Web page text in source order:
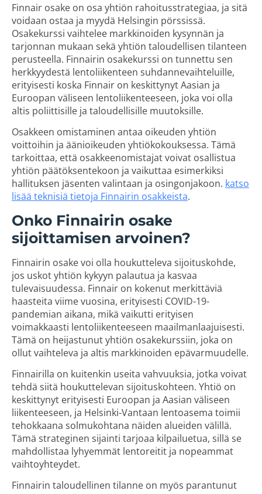
Finnair osake on osa yhtiön rahoitusstrategiaa, ja sitä
voidaan ostaa ja myydä Helsingin pörssissä.
Osakekurssi vaihtelee markkinoiden kysynnän ja
tarjonnan mukaan sekä yhtiön taloudellisen tilanteen
perusteella. Finnairin osakekurssi on tunnettu sen
herkkyydestä lentoliikenteen suhdannevaihteluille,
erityisesti koska Finnair on keskittynyt Aasian ja
Euroopan väliseen lentoliikenteeseen, joka voi olla
altis poliittisille ja taloudellisille muutoksille.
Osakkeen omistaminen antaa oikeuden yhtiön
voittoihin ja äänioikeuden yhtiökokouksessa. Tämä
tarkoittaa, että osakkeenomistajat voivat osallistua
yhtiön päätöksentekoon ja vaikuttaa esimerkiksi
hallituksen jäsenten valintaan ja osingonjakoon. katso
lisää teknisiä tietoja Finnairin osakkeista.
Onko Finnairin osake
sijoittamisen arvoinen?
Finnairin osake voi olla houkutteleva sijoituskohde,
jos uskot yhtiön kykyyn palautua ja kasvaa
tulevaisuudessa. Finnair on kokenut merkittäviä
haasteita viime vuosina, erityisesti COVID-19-
pandemian aikana, mikä vaikutti erityisen
voimakkaasti lentoliikenteeseen maailmanlaajuisesti.
Tämä on heijastunut yhtiön osakekurssiin, joka on
ollut vaihteleva ja altis markkinoiden epävarmuudelle.
Finnairilla on kuitenkin useita vahvuuksia, jotka voivat
tehdä siitä houkuttelevan sijoituskohteen. Yhtiö on
keskittynyt erityisesti Euroopan ja Aasian väliseen
liikenteeseen, ja Helsinki-Vantaan lentoasema toimii
tehokkaana solmukohtana näiden alueiden välillä.
Tämä strateginen sijainti tarjoaa kilpailuetua, sillä se
mahdollistaa lyhyemmät lentoreitit ja nopeammat
vaihtoyhteydet.
Finnairin taloudellinen tilanne on myös parantunut